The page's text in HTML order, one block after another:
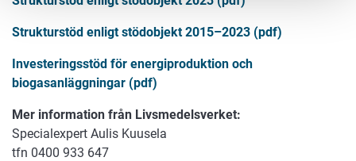
Strukturstöd enligt stödobjekt 2015–2023 (pdf)
Investeringsstöd för energiproduktion och
biogasanläggningar (pdf)
Mer information från Livsmedelsverket:
Specialexpert Aulis Kuusela
tfn 0400 933 647